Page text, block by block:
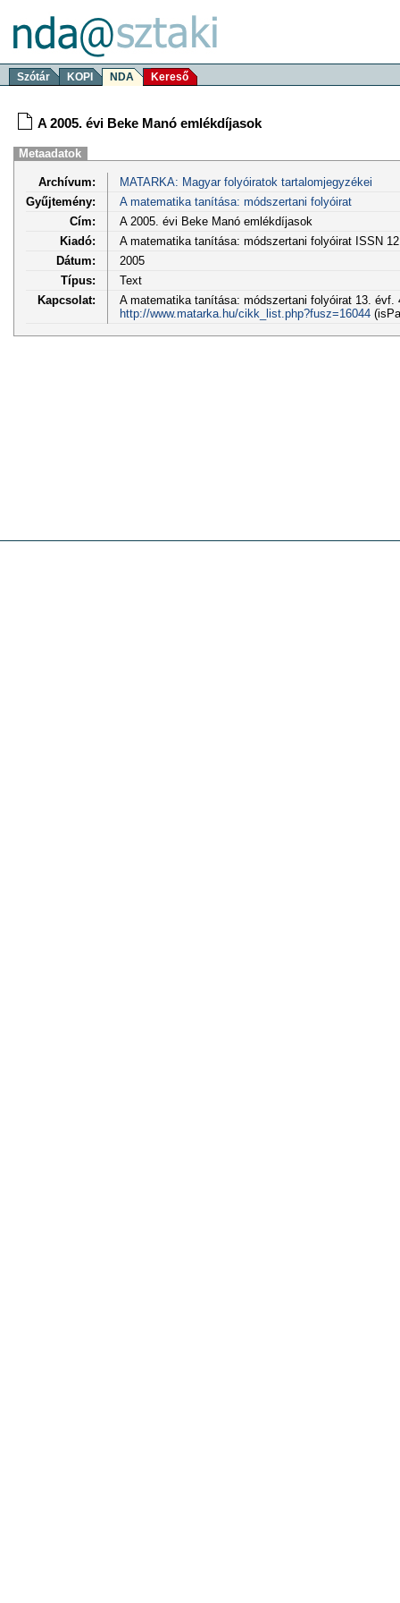
Szótár KOPI NDA Kereső
A 2005. évi Beke Manó emlékdíjasok
Metaadatok
Archívum:
MATARKA: Magyar folyóiratok tartalomjegyzékei
Gyűjtemény:
A matematika tanítása: módszertani folyóirat
Cím:
A 2005. évi Beke Manó emlékdíjasok
Kiadó:
A matematika tanítása: módszertani folyóirat ISSN
Dátum:
2005
Típus:
Text
Kapcsolat:
A matematika tanítása: módszertani folyóirat 13. évf.
http://www.matarka.hu/cikk_list.php?fusz=16044